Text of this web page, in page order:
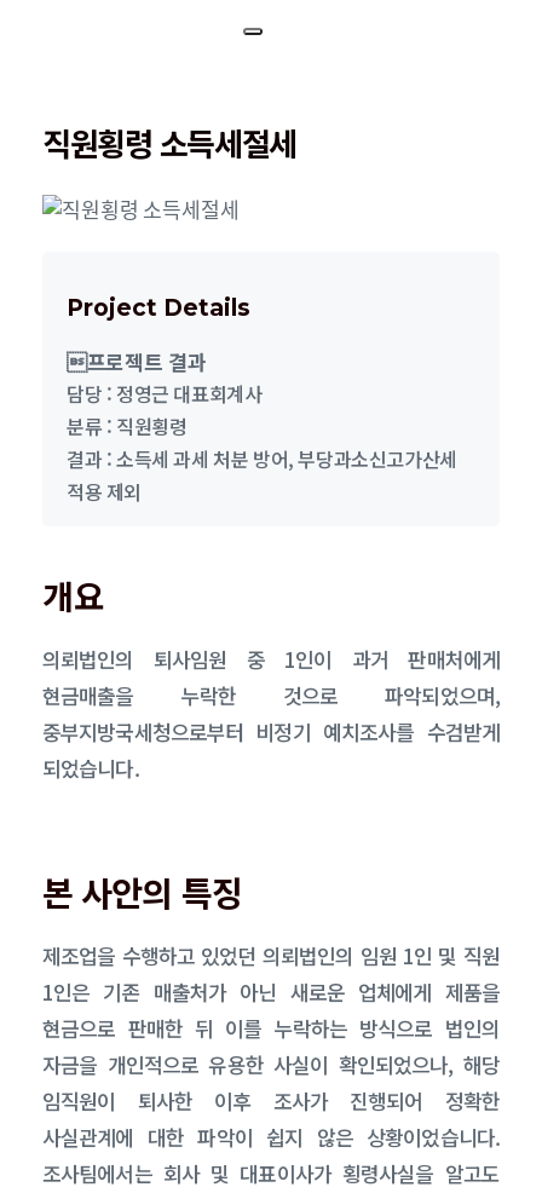
직원횡령 소득세절세
Project Details
프로젝트 결과
담당 : 정영근 대표회계사
분류 : 직원횡령
결과 : 소득세 과세 처분 방어, 부당과소신고가산세
적용 제외​
개요
의뢰법인의 퇴사임원 중 1인이 과거 판매처에게
현금매출을 누락한 것으로 파악되었으며,
중부지방국세청으로부터 비정기 예치조사를 수검받게
되었습니다.
본 사안의 특징
제조업을 수행하고 있었던 의뢰법인의 임원 1인 및 직원
1인은 기존 매출처가 아닌 새로운 업체에게 제품을
현금으로 판매한 뒤 이를 누락하는 방식으로 법인의
자금을 개인적으로 유용한 사실이 확인되었으나, 해당
임직원이 퇴사한 이후 조사가 진행되어 정확한
사실관계에 대한 파악이 쉽지 않은 상황이었습니다.
조사팀에서는 회사 및 대표이사가 횡령사실을 알고도